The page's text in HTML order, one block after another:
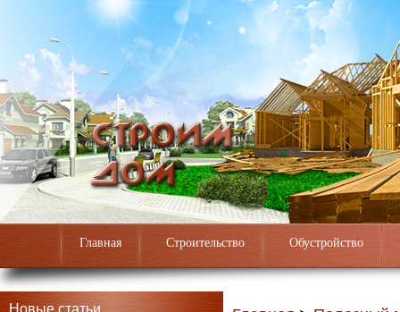
Главная Строительство Обустройство
Новые статьи